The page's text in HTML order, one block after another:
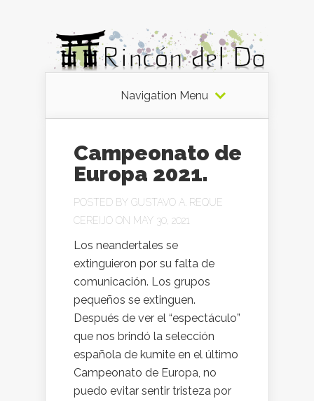
Navigation Menu
Campeonato de
Europa 2021.
POSTED BY GUSTAVO A. REQUE
CEREIJO ON MAY 30, 2021
Los neandertales se
extinguieron por su falta de
comunicación. Los grupos
pequeños se extinguen.
Después de ver el “espectáculo”
que nos brindó la selección
española de kumite en el último
Campeonato de Europa, no
puedo evitar sentir tristeza por